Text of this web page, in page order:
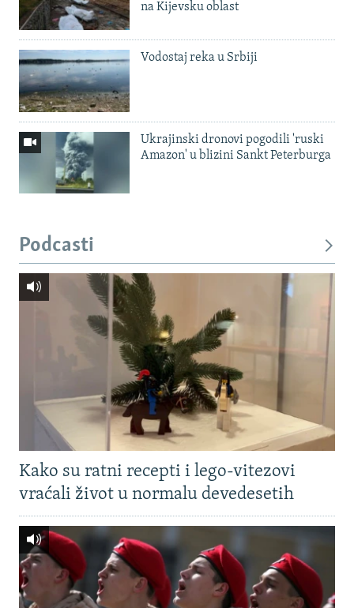
na Kijevsku oblast
Vodostaj reka u Srbiji
Ukrajinski dronovi pogodili 'ruski
Amazon' u blizini Sankt Peterburga
Podcasti
Kako su ratni recepti i lego-vitezovi
vraćali život u normalu devedesetih